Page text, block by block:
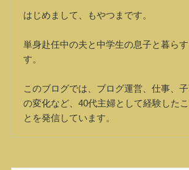
はじめまして、もやつまです。
単身赴任中の夫と中学生の息子と暮ら
す。
このブログでは、ブログ運営、仕事、
の変化など、40代主婦として経験した
とを発信しています。